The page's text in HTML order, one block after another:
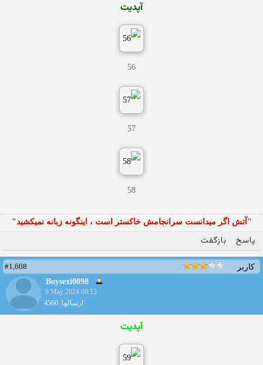
آپدیت
56
57
58
"آتش اگر ميدانست سرانجامش خاكستر است ، اينگونه زبانه نميكشيد"
پاسخ بازگفت
کاربر
#1,608
Boysexi0098
9 May 2024 08:13
ارسالها: 4560
آپدیت